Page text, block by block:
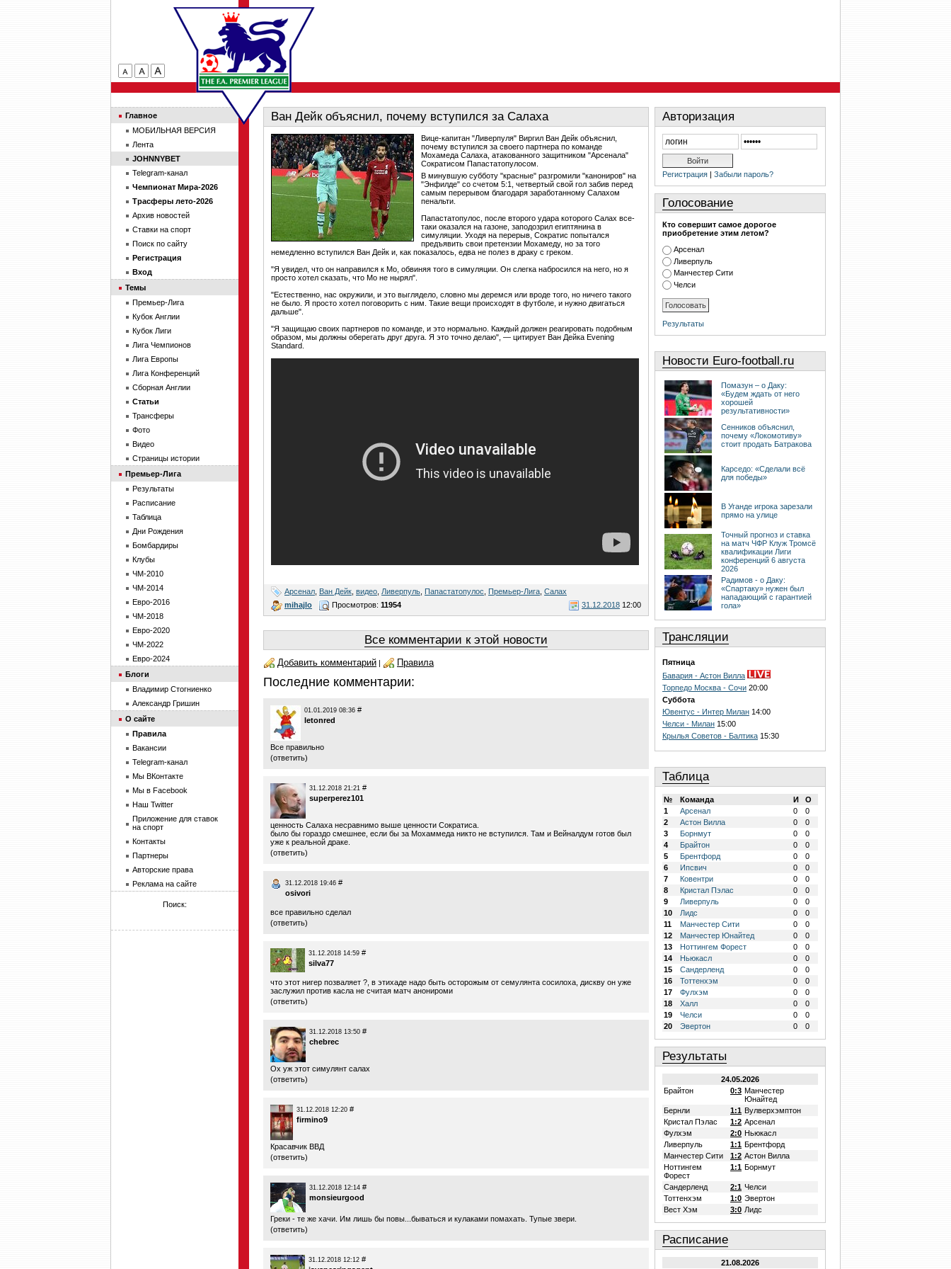
Ван Дейк объяснил, почему вступился за Салаха
Вице-капитан "Ливерпуля" Виргил Ван Дейк объяснил,
почему вступился за своего партнера по команде
Мохамеда Салаха, атакованного защитником "Арсенала"
Сократисом Папастатопулосом.
В минувшую субботу "красные" разгромили "канониров" на
"Энфилде" со счетом 5:1, четвертый свой гол забив перед
самым перерывом благодаря заработанному Салахом
пенальти.
Папастатопулос, после второго удара которого Салах все-
таки оказался на газоне, заподозрил египтянина в
симуляции. Уходя на перерыв, Сократис попытался
предъявить свои претензии Мохамеду, но за того
немедленно вступился Ван Дейк и, как показалось, едва не полез в драку с греком.
"Я увидел, что он направился к Мо, обвиняя того в симуляции. Он слегка набросился на него, но я
просто хотел сказать, что Мо не нырял".
"Естественно, нас окружили, и это выглядело, словно мы деремся или вроде того, но ничего такого
не было. Я просто хотел поговорить с ним. Такие вещи происходят в футболе, и нужно двигаться
дальше".
"Я защищаю своих партнеров по команде, и это нормально. Каждый должен реагировать подобным
образом, мы должны оберегать друг друга. Я это точно делаю", — цитирует Ван Дейка Evening
Standard.
Арсенал Ван Дейк видео Ливерпуль Папастатопулос Премьер-Лига Салах
mihajlo
31.12.2018 12:00
Просмотров: 11954
Все комментарии к этой новости
Добавить комментарий | Правила
Последние комментарии:
01.01.2019 08:36 #
letonred
Все правильно
(ответить)
31.12.2018 21:21 #
superperez101
ценность Салаха несравнимо выше ценности Сократиса.
было бы гораздо смешнее, если бы за Мохаммеда никто не вступился. Там и Вейналдум готов был
уже к реальной драке.
(ответить)
31.12.2018 19:46 #
osivori
все правильно сделал
(ответить)
31.12.2018 14:59 #
silva77
что этот нигер позваляет ?, в этихаде надо быть осторожым от семулянта сосилoха, дискву он уже
заслужил против касла не считая матч анонироми
(ответить)
31.12.2018 13:50 #
chebrec
Ох уж этот симулянт салах
(ответить)
31.12.2018 12:20 #
firmino9
Красавчик ВВД
(ответить)
31.12.2018 12:14 #
monsieurgood
Греки - те же хачи. Им лишь бы повы...бываться и кулаками помахать. Тупые звери.
(ответить)
31.12.2018 12:12 #
Авторизация
Регистрация | Забыли пароль?
Голосование
Кто совершит самое дорогое
приобретение этим летом?
Арсенал
Ливерпуль
Манчестер Сити
Челси
Результаты
Новости Euro-football.ru
Помазун – о Даку:
«Будем ждать от него
хорошей
результативности»
Сенников объяснил,
почему «Локомотиву»
стоит продать Батракова
Карседо: «Сделали всё
для победы»
В Уганде игрока зарезали
прямо на улице
Точный прогноз и ставка
на матч ЧФР Клуж Тромсё
квалификации Лиги
конференций 6 августа
2026
Радимов - о Даку:
«Спартаку» нужен был
нападающий с гарантией
гола»
Трансляции
Пятница
Бавария - Астон Вилла
Торпедо Москва - Сочи 20:00
Суббота
Ювентус - Интер Милан 14:00
Челси - Милан 15:00
Крылья Советов - Балтика 15:30
Таблица
№ Команда И
О
1
Арсенал 0
0
2
Астон Вилла 0
0
3
Борнмут 0
0
4
Брайтон 0
0
5
Брентфорд 0
0
6
Ипсвич 0
0
7
Ковентри 0
0
8
Кристал Пэлас 0
0
9
Ливерпуль 0
0
10
Лидс 0
0
11
Манчестер Сити 0
0
12
Манчестер Юнайтед 0
0
13
Ноттингем Форест 0
0
14
Ньюкасл 0
0
15
Сандерленд 0
0
16
Тоттенхэм 0
0
17
Фулхэм 0
0
18
Халл 0
0
19
Челси 0
0
20
Эвертон 0 0
Результаты
24.05.2026
Брайтон
0:3 Манчестер
Юнайтед
Бернли
1:1 Вулверхэмптон
Кристал Пэлас
1:2 Арсенал
Фулхэм
2:0 Ньюкасл
Ливерпуль
1:1 Брентфорд
Манчестер Сити
1:2 Астон Вилла
Ноттингем
Форест
1:1 Борнмут
Сандерленд 2:1 Челси
Тоттенхэм
1:0 Эвертон
Вест Хэм
3:0 Лидс
Расписание
21.08.2026
Главное
МОБИЛЬНАЯ ВЕРСИЯ
Лента
JOHNNYBET
Telegram-канал
Чемпионат Мира-2026
Трасферы лето-2026
Архив новостей
Ставки на спорт
Поиск по сайту
Регистрация
Вход
Темы
Премьер-Лига
Кубок Англии
Кубок Лиги
Лига Чемпионов
Лига Европы
Лига Конференций
Сборная Англии
Статьи
Трансферы
Фото
Видео
Страницы истории
Премьер-Лига
Результаты
Расписание
Таблица
Дни Рождения
Бомбардиры
Клубы
ЧМ-2010
ЧМ-2014
Евро-2016
ЧМ-2018
Евро-2020
ЧМ-2022
Евро-2024
Блоги
Владимир Стогниенко
Александр Гришин
О сайте
Правила
Вакансии
Telegram-канал
Мы ВКонтакте
Мы в Facebook
Наш Twitter
Приложение для ставок
на спорт
Контакты
Партнеры
Авторские права
Реклама на сайте
Поиск: